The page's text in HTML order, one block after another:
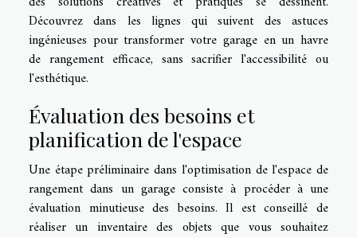
Découvrez dans les lignes qui suivent des astuces
ingénieuses pour transformer votre garage en un havre
de rangement efficace, sans sacrifier l'accessibilité ou
l'esthétique.
Évaluation des besoins et
planification de l'espace
Une étape préliminaire dans l'optimisation de l'espace de
rangement dans un garage consiste à procéder à une
évaluation minutieuse des besoins. Il est conseillé de
réaliser un inventaire des objets que vous souhaitez